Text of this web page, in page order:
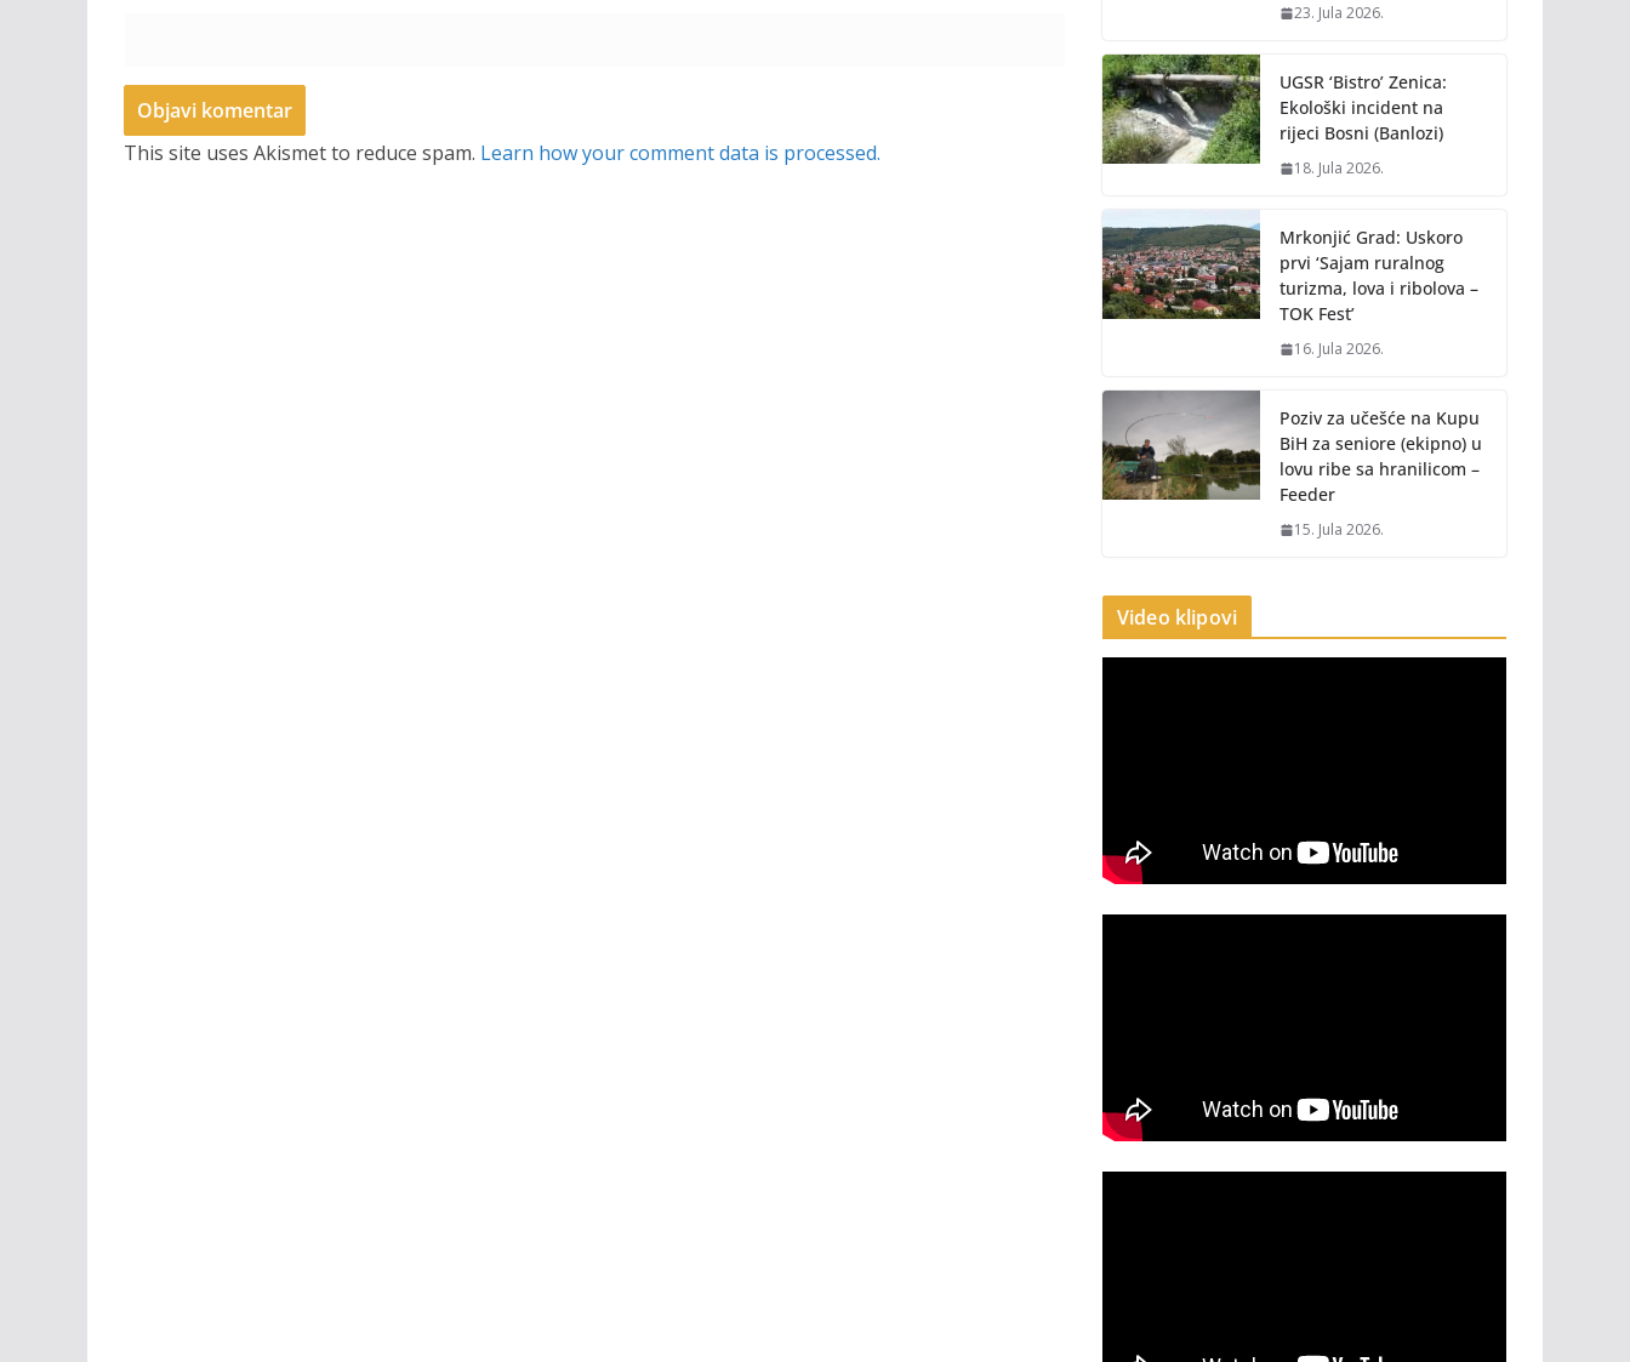
This site uses Akismet to reduce spam. Learn how your comment data is processed.
23. Jula 2026.
UGSR ‘Bistro’ Zenica:
Ekološki incident na
rijeci Bosni (Banlozi)
18. Jula 2026.
Mrkonjić Grad: Uskoro
prvi ‘Sajam ruralnog
turizma, lova i ribolova –
TOK Fest’
16. Jula 2026.
Poziv za učešće na Kupu
BiH za seniore (ekipno) u
lovu ribe sa hranilicom –
Feeder
15. Jula 2026.
Video klipovi